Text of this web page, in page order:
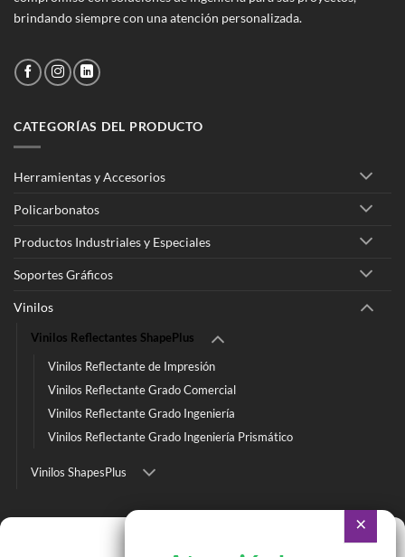
brindando siempre con una atención personalizada.
CATEGORÍAS DEL PRODUCTO
Herramientas y Accesorios
Policarbonatos
Productos Industriales y Especiales
Soportes Gráficos
Vinilos
Vinilos Reflectantes ShapePlus
Vinilos Reflectante de Impresión
Vinilos Reflectante Grado Comercial
Vinilos Reflectante Grado Ingeniería
Vinilos Reflectante Grado Ingeniería Prismático
Vinilos ShapesPlus